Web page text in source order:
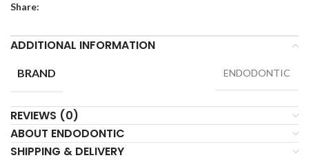
Share:
ADDITIONAL INFORMATION
BRAND ENDODONTIC
REVIEWS (0)
ABOUT ENDODONTIC
SHIPPING & DELIVERY